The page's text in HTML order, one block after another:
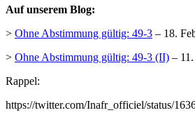
Auf unserem Blog:
> Ohne Abstimmung gültig: 49-3 – 18.
> Ohne Abstimmung gültig: 49-3 (II) –
Rappel:
https://twitter.com/Inafr_officiel/status/